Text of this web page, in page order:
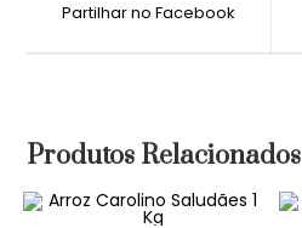
Partilhar no Facebook
Produtos Relacionados